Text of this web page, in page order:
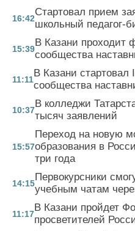
16:42
Стартовал прием
школьный педагог-
15:39
В Казани проходит
сообщества
11:11
В Казани стартовал
сообщества
10:37
В колледжи
тысяч заявлений
15:57
Переход на новую
образования в
три года
14:15
Первокурсники
учебным чатам
11:17
В Казани пройдет
просветителей